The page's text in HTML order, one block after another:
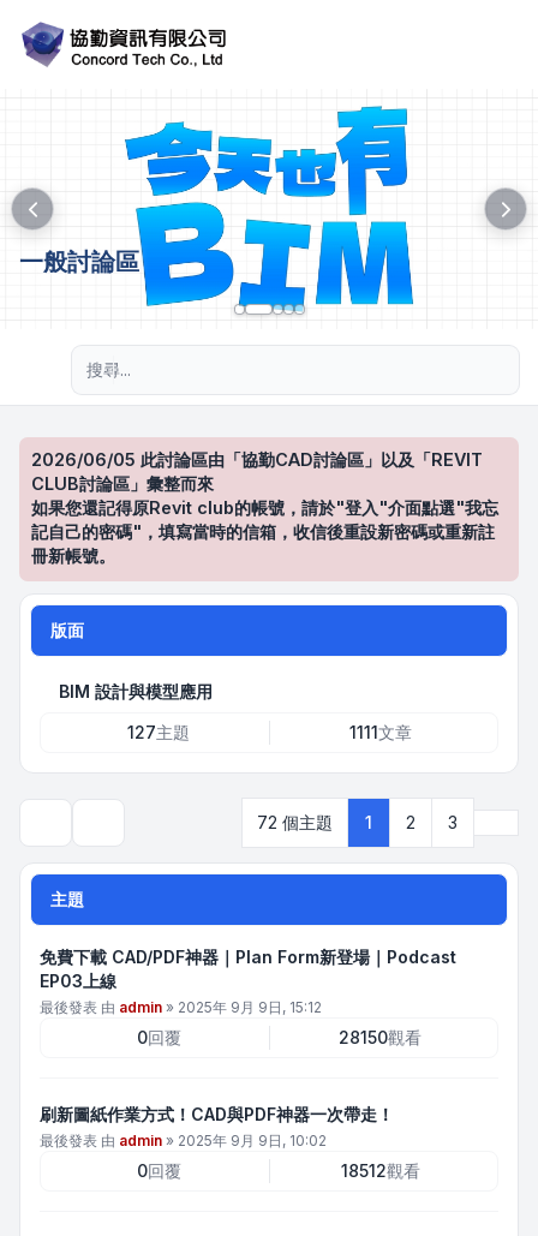
一般討論區
2026/06/05 此討論區由「協勤CAD討論區」以及「REVIT
CLUB討論區」彙整而來
如果您還記得原Revit club的帳號，請於"登入"介面點選"我忘
記自己的密碼"，填寫當時的信箱，收信後重設新密碼或重新註
冊新帳號。
版面
BIM 設計與模型應用
127主題 1111文章
72 個主題 1 2 3
主題
免費下載 CAD/PDF神器｜Plan Form新登場｜Podcast
EP03上線
最後發表 由 admin » 2025年 9月 9日, 15:12
0回覆 28150觀看
刷新圖紙作業方式！CAD與PDF神器一次帶走！
最後發表 由 admin » 2025年 9月 9日, 10:02
0回覆 18512觀看